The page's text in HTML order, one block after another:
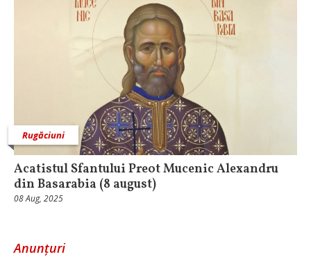
Rugăciuni
Acatistul Sfantului Preot Mucenic Alexandru
din Basarabia (8 august)
08 Aug, 2025
Anunțuri